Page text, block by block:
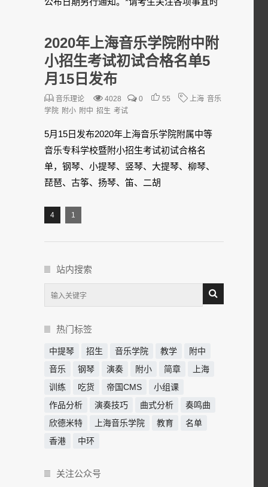
2020年上海音乐学院附中附
小招生考试初试合格名单5
月15日发布
音乐理论 4028 0 55 上海 音乐
学院 附小 附中 招生 考试
5月15日发布2020年上海音乐学院附属中等
音乐专科学校暨附小招生考试初试合格名
单，钢琴、小提琴、竖琴、大提琴、柳琴、
琵琶、古筝、扬琴、笛、二胡
4 1
站内搜索
热门标签
中提琴 招生 音乐学院 教学
附中
音乐
钢琴 演奏 附小 简章
上海
训练
吃货 帝国CMS
小组课
作品分析
演奏技巧 曲式分析
奏鸣曲
欣德米特
上海音乐学院 教育
名单
香港
中环
关注公众号